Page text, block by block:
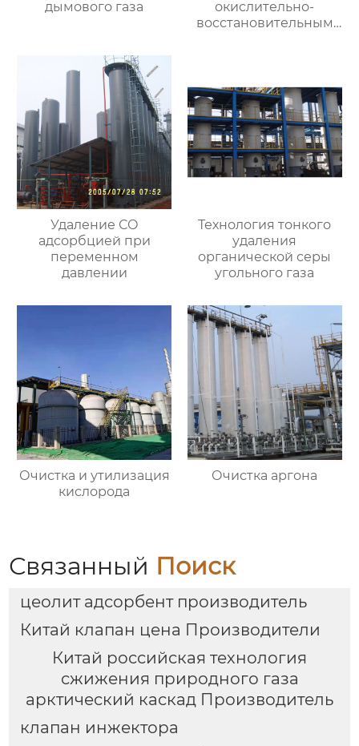
дымового газа
окислительно-
восстановительным
Удаление СО
адсорбцией при
переменном
давлении
Технология тонкого
удаления
органической серы
угольного газа
Очистка и утилизация
кислорода
Очистка аргона
Связанный Поиск
цеолит адсорбент производитель
Китай клапан цена Производители
Китай российская технология
сжижения природного газа
арктический каскад Производитель
клапан инжектора